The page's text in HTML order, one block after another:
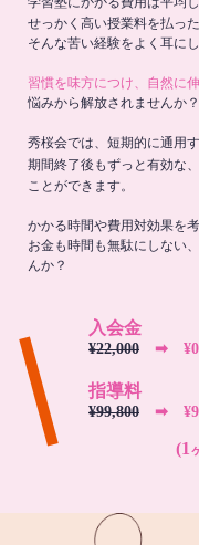
せっかく高い授業料を払っ
そんな苦い経験をよく耳にし
習慣を味方につけ、自然に
悩みから解放されませんか？
秀桜会では、短期的に通用
期間終了後もずっと有効な、
ことができます。
かかる時間や費用対効果を
お金も時間も無駄にしない
んか？
入会金
¥22,000 ➡︎ ¥0
指導料
¥99,800 ➡︎
(1